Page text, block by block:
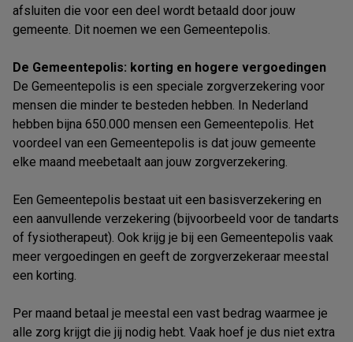
afsluiten die voor een deel wordt betaald door jouw
gemeente. Dit noemen we een Gemeentepolis.
De Gemeentepolis: korting en hogere vergoedingen
De Gemeentepolis is een speciale zorgverzekering voor
mensen die minder te besteden hebben. In Nederland
hebben bijna 650.000 mensen een Gemeentepolis. Het
voordeel van een Gemeentepolis is dat jouw gemeente
elke maand meebetaalt aan jouw zorgverzekering.
Een Gemeentepolis bestaat uit een basisverzekering en
een aanvullende verzekering (bijvoorbeeld voor de tandarts
of fysiotherapeut). Ook krijg je bij een Gemeentepolis vaak
meer vergoedingen en geeft de zorgverzekeraar meestal
een korting.
Per maand betaal je meestal een vast bedrag waarmee je
alle zorg krijgt die jij nodig hebt. Vaak hoef je dus niet extra